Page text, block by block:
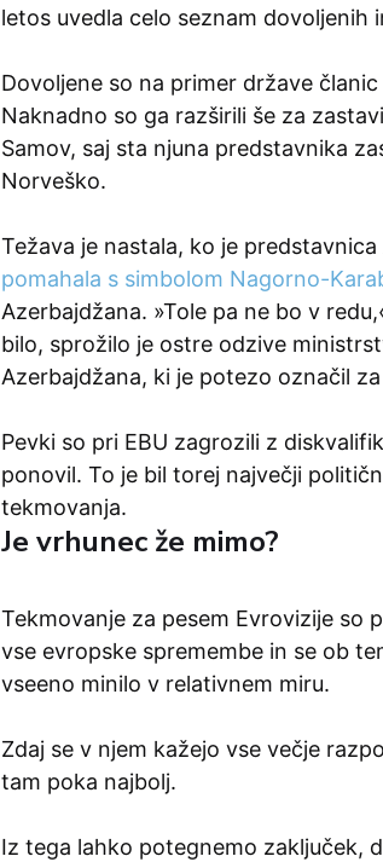
letos uvedla celo seznam dovoljenih
Dovoljene so na primer države
Naknadno so ga razširili še za
Samov, saj sta njuna predstavnika
Norveško.
Težava je nastala, ko je
pomahala s simbolom Nagorno-
Azerbajdžana. »Tole pa ne bo v
bilo, sprožilo je ostre odzive
Azerbajdžana, ki je potezo označil
Pevki so pri EBU zagrozili z
ponovil. To je bil torej največji
tekmovanja.
Je vrhunec že mimo?
Tekmovanje za pesem Evrovizije so
vse evropske spremembe in se ob
vseeno minilo v relativnem miru.
Zdaj se v njem kažejo vse večje
tam poka najbolj.
Iz tega lahko potegnemo zaključek,